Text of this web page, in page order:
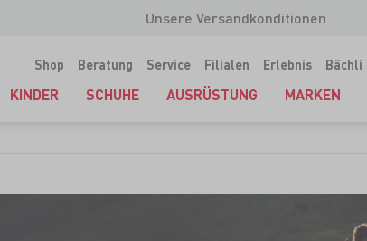
Unsere Versandkonditionen
Shop Beratung Service Filialen Erlebnis Bächli
KINDER SCHUHE AUSRÜSTUNG MARKEN